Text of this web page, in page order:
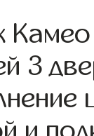
Камео
3